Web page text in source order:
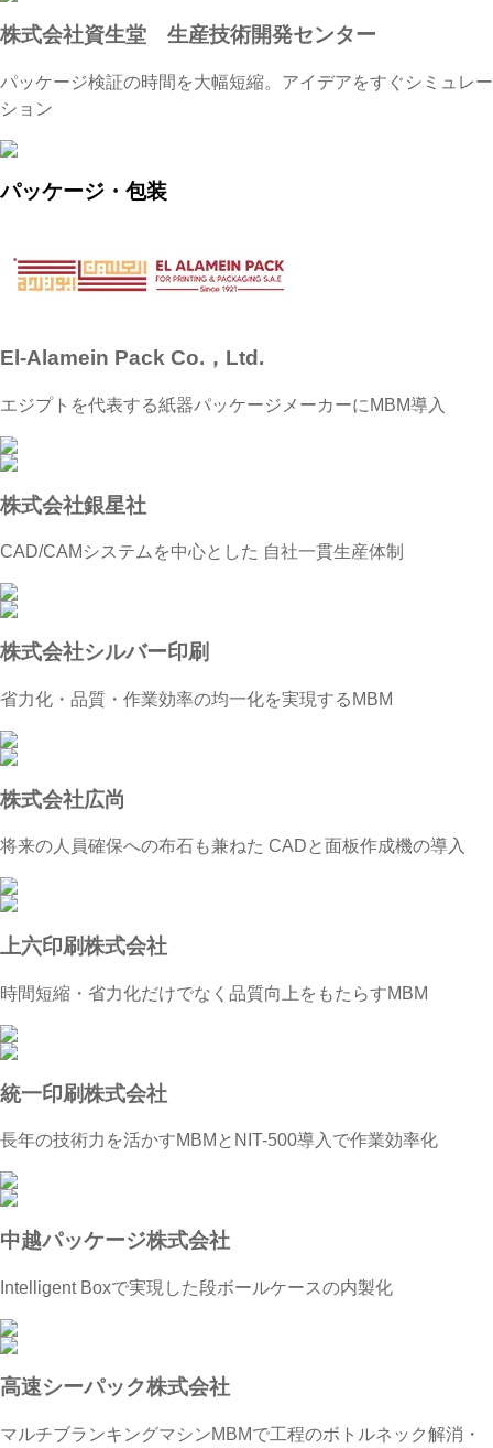
株式会社資生堂 生産技術開発センター
パッケージ検証の時間を大幅短縮。アイデアをすぐシミュレー
ション
パッケージ・包装
El-Alamein Pack Co.，Ltd.
エジプトを代表する紙器パッケージメーカーにMBM導入
株式会社銀星社
CAD/CAMシステムを中心とした 自社一貫生産体制
株式会社シルバー印刷
省力化・品質・作業効率の均一化を実現するMBM
株式会社広尚
将来の人員確保への布石も兼ねた CADと面板作成機の導入
上六印刷株式会社
時間短縮・省力化だけでなく品質向上をもたらすMBM
統一印刷株式会社
長年の技術力を活かすMBMとNIT-500導入で作業効率化
中越パッケージ株式会社
Intelligent Boxで実現した段ボールケースの内製化
高速シーパック株式会社
マルチブランキングマシンMBMで工程のボトルネック解消・